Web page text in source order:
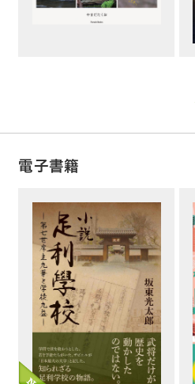
電子書籍